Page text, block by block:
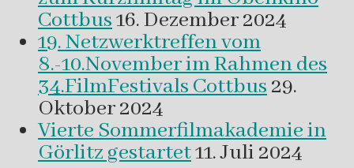
Cottbus16. Dezember 2024
19. Netzwerktreffen vom
8.-10.November im Rahmen des
34.FilmFestivals Cottbus29.
Oktober 2024
Vierte Sommerfilmakademie in
Görlitz gestartet11. Juli 2024